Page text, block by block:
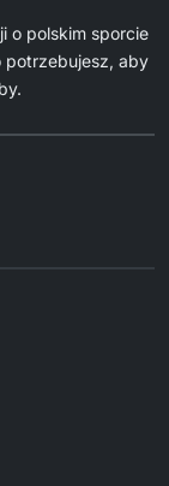
o polskim sporcie
potrzebujesz, aby